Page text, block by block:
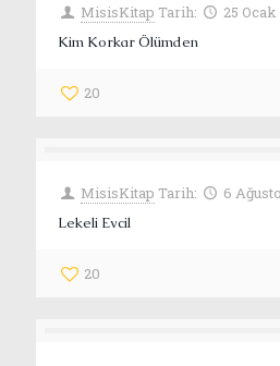
MisisKitap Tarih: 25 Ocak
Kim Korkar Ölümden
20
MisisKitap Tarih: 6
Lekeli Evcil
20